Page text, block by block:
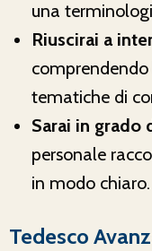
una
Riuscirai a
tematiche di
Sarai in grado
personale
in modo chiaro.
Tedesco